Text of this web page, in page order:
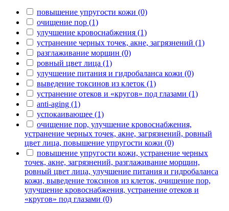
повышение упругости кожи (0)
очищение пор (1)
улучшение кровоснабжения (1)
устранение черных точек, акне, загрязнений (1)
разглаживание морщин (0)
ровный цвет лица (1)
улучшение питания и гидробаланса кожи (0)
выведение токсинов из клеток (1)
устранение отеков и «кругов» под глазами (1)
anti-aging (1)
успокаивающее (1)
очищение пор, улучшение кровоснабжения,
устранение черных точек, акне, загрязнений, ровный
цвет лица, повышение упругости кожи (0)
повышение упругости кожи, устранение черных
точек, акне, загрязнений, разглаживание морщин,
ровный цвет лица, улучшение питания и гидробаланса
кожи, выведение токсинов из клеток, очищение пор,
улучшение кровоснабжения, устранение отеков и
«кругов» под глазами (0)